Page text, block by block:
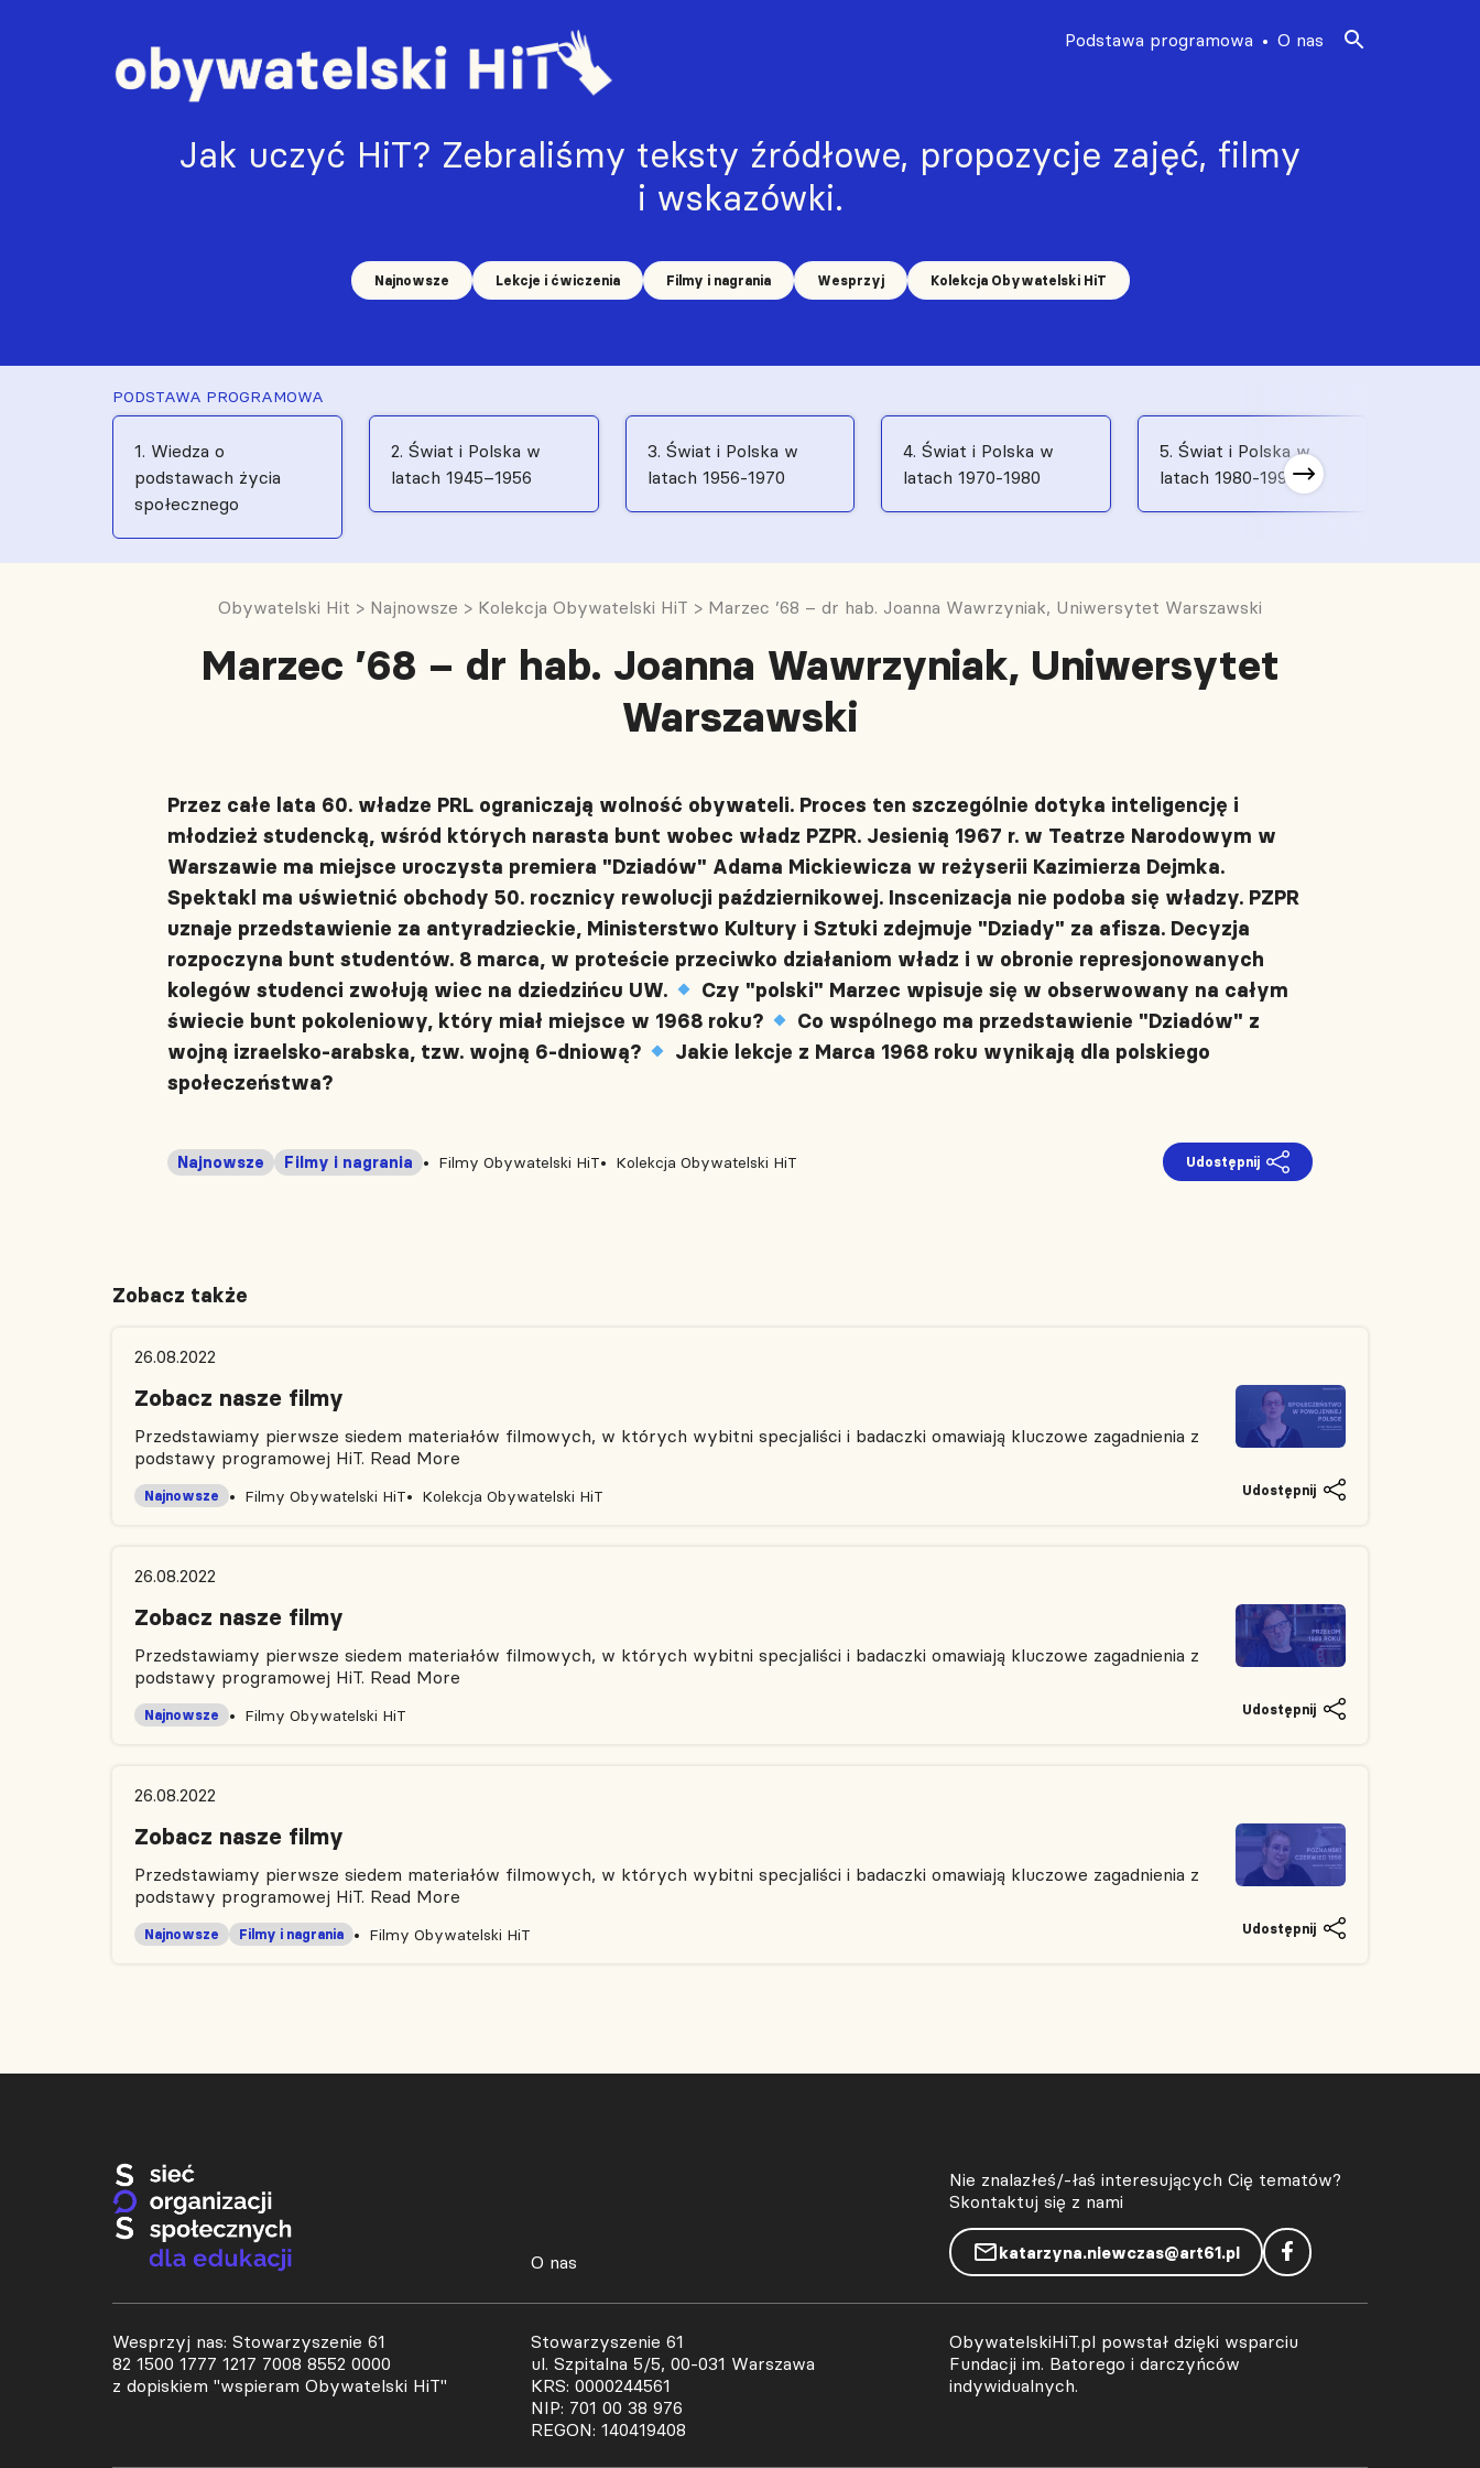
Jak uczyć HiT? Zebraliśmy teksty źródłowe, propozycje zajęć, filmy
i wskazówki.
Najnowsze Lekcje i ćwiczenia Filmy i nagrania Wesprzyj Kolekcja Obywatelski HiT
Podstawa programowa O nas
PODSTAWA PROGRAMOWA
1. Wiedza o
podstawach życia
społecznego
2. Świat i Polska w
latach 1945–1956
3. Świat i Polska w
latach 1956-1970
4. Świat i Polska w
latach 1970-1980
5. Świat i Polska w
latach 1980-1991
Obywatelski Hit > Najnowsze > Kolekcja Obywatelski HiT > Marzec ’68 – dr hab. Joanna Wawrzyniak, Uniwersytet Warszawski
Marzec ’68 – dr hab. Joanna Wawrzyniak, Uniwersytet
Warszawski
Przez całe lata 60. władze PRL ograniczają wolność obywateli. Proces ten szczególnie dotyka inteligencję i
młodzież studencką, wśród których narasta bunt wobec władz PZPR. Jesienią 1967 r. w Teatrze Narodowym w
Warszawie ma miejsce uroczysta premiera "Dziadów" Adama Mickiewicza w reżyserii Kazimierza Dejmka.
Spektakl ma uświetnić obchody 50. rocznicy rewolucji październikowej. Inscenizacja nie podoba się władzy. PZPR
uznaje przedstawienie za antyradzieckie, Ministerstwo Kultury i Sztuki zdejmuje "Dziady" za afisza. Decyzja
rozpoczyna bunt studentów. 8 marca, w proteście przeciwko działaniom władz i w obronie represjonowanych
kolegów studenci zwołują wiec na dziedzińcu UW.
Czy "polski" Marzec wpisuje się w obserwowany na całym
świecie bunt pokoleniowy, który miał miejsce w 1968 roku?
Co wspólnego ma przedstawienie "Dziadów" z
wojną izraelsko-arabska, tzw. wojną 6-dniową?
Jakie lekcje z Marca 1968 roku wynikają dla polskiego
społeczeństwa?
Filmy Obywatelski HiT
Najnowsze Kolekcja Obywatelski HiT
Filmy i nagrania Udostępnij
Zobacz także
26.08.2022
Zobacz nasze filmy
Przedstawiamy pierwsze siedem materiałów filmowych, w których wybitni specjaliści i badaczki omawiają kluczowe zagadnienia z
podstawy programowej HiT. Read More
Filmy Obywatelski HiT
Najnowsze Kolekcja Obywatelski HiT Udostępnij
26.08.2022
Zobacz nasze filmy
Przedstawiamy pierwsze siedem materiałów filmowych, w których wybitni specjaliści i badaczki omawiają kluczowe zagadnienia z
podstawy programowej HiT. Read More
Filmy Obywatelski HiT
Najnowsze Udostępnij
26.08.2022
Zobacz nasze filmy
Przedstawiamy pierwsze siedem materiałów filmowych, w których wybitni specjaliści i badaczki omawiają kluczowe zagadnienia z
podstawy programowej HiT. Read More
Filmy Obywatelski HiT
Najnowsze Filmy i nagrania Udostępnij
O nas
Nie znalazłeś/-łaś interesujących Cię tematów?
Skontaktuj się z nami
katarzyna.niewczas@art61.pl
Wesprzyj nas: Stowarzyszenie 61
82 1500 1777 1217 7008 8552 0000
z dopiskiem "wspieram Obywatelski HiT"
Stowarzyszenie 61
ul. Szpitalna 5/5, 00-031 Warszawa
KRS: 0000244561
NIP: 701 00 38 976
REGON: 140419408
ObywatelskiHiT.pl powstał dzięki wsparciu
Fundacji im. Batorego i darczyńców
indywidualnych.